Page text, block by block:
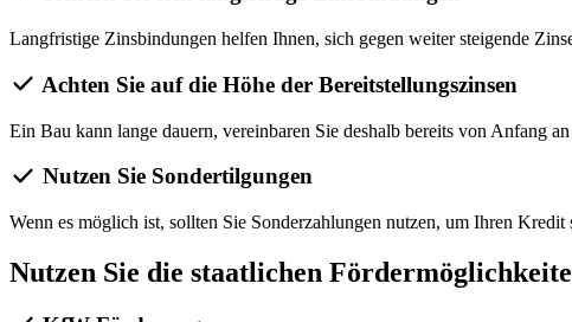
Langfristige Zinsbindungen helfen Ihnen, sich gegen weiter steigende
Achten Sie auf die Höhe der Bereitstellungszinsen
Ein Bau kann lange dauern, vereinbaren Sie deshalb bereits von Anfang
Nutzen Sie Sondertilgungen
Wenn es möglich ist, sollten Sie Sonderzahlungen nutzen, um Ihren
Nutzen Sie die staatlichen